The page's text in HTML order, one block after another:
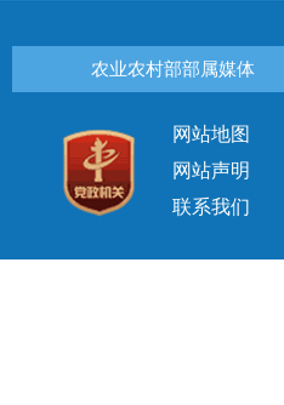
农业农村部部属媒体
网站地图
网站声明
联系我们